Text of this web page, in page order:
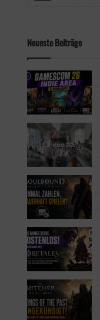
Neueste Beiträge